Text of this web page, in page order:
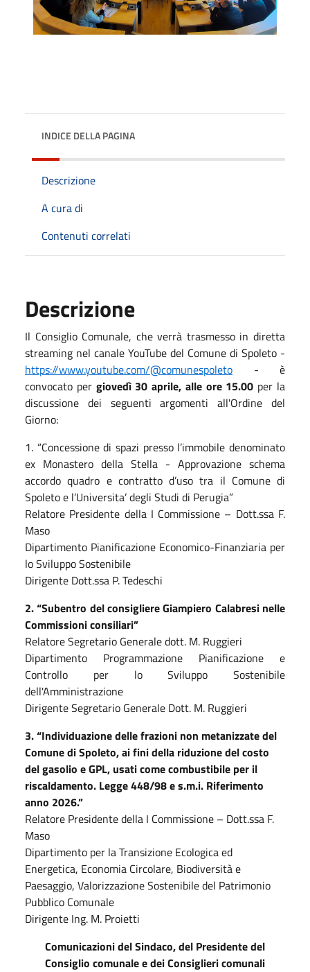
INDICE DELLA PAGINA
Descrizione
A cura di
Contenuti correlati
Descrizione
Il Consiglio Comunale, che verrà trasmesso in diretta
streaming nel canale YouTube del Comune di Spoleto -
https://www.youtube.com/@comunespoleto - è
convocato per giovedì 30 aprile, alle ore 15.00 per la
discussione dei seguenti argomenti all'Ordine del
Giorno:
1. “Concessione di spazi presso l’immobile denominato
ex Monastero della Stella - Approvazione schema
accordo quadro e contratto d’uso tra il Comune di
Spoleto e l’Universita’ degli Studi di Perugia”
Relatore Presidente della I Commissione – Dott.ssa F.
Maso
Dipartimento Pianificazione Economico-Finanziaria per
lo Sviluppo Sostenibile
Dirigente Dott.ssa P. Tedeschi
2.“Subentro del consigliereGiampiero Calabresi nelle
Commissioni consiliari”
Relatore Segretario Generale dott. M. Ruggieri
Dipartimento Programmazione Pianificazione e
Controllo per lo Sviluppo Sostenibile
dell'Amministrazione
Dirigente Segretario Generale Dott. M. Ruggieri
3. “Individuazionedelle frazioni non metanizzate del
Comune di Spoleto, ai fini della riduzione del costo
del gasolio e GPL, usati come combustibile per il
riscaldamento. Legge 448/98 e s.m.i. Riferimento
anno 2026.”
Relatore Presidente della I Commissione – Dott.ssa F.
Maso
Dipartimento per la Transizione Ecologica ed
Energetica, Economia Circolare, Biodiversità e
Paesaggio, Valorizzazione Sostenibile del Patrimonio
Pubblico Comunale
Dirigente Ing. M. Proietti
Comunicazioni del Sindaco, del Presidente del
Consiglio comunale e dei Consiglieri comunali